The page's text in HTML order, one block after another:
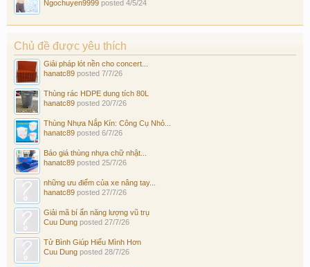
Ngochuyen9999 posted 4/5/24
Chủ đề được yêu thích
Giải pháp lót nền cho concert...
hanatc89 posted 7/7/26
Thùng rác HDPE dung tích 80L
hanatc89 posted 20/7/26
Thùng Nhựa Nắp Kín: Công Cụ Nhỏ...
hanatc89 posted 6/7/26
Báo giá thùng nhựa chữ nhật...
hanatc89 posted 25/7/26
những ưu điểm của xe nâng tay...
hanatc89 posted 27/7/26
Giải mã bí ẩn năng lượng vũ trụ
Cuu Dung posted 27/7/26
Tử Bình Giúp Hiểu Mình Hơn
Cuu Dung posted 28/7/26